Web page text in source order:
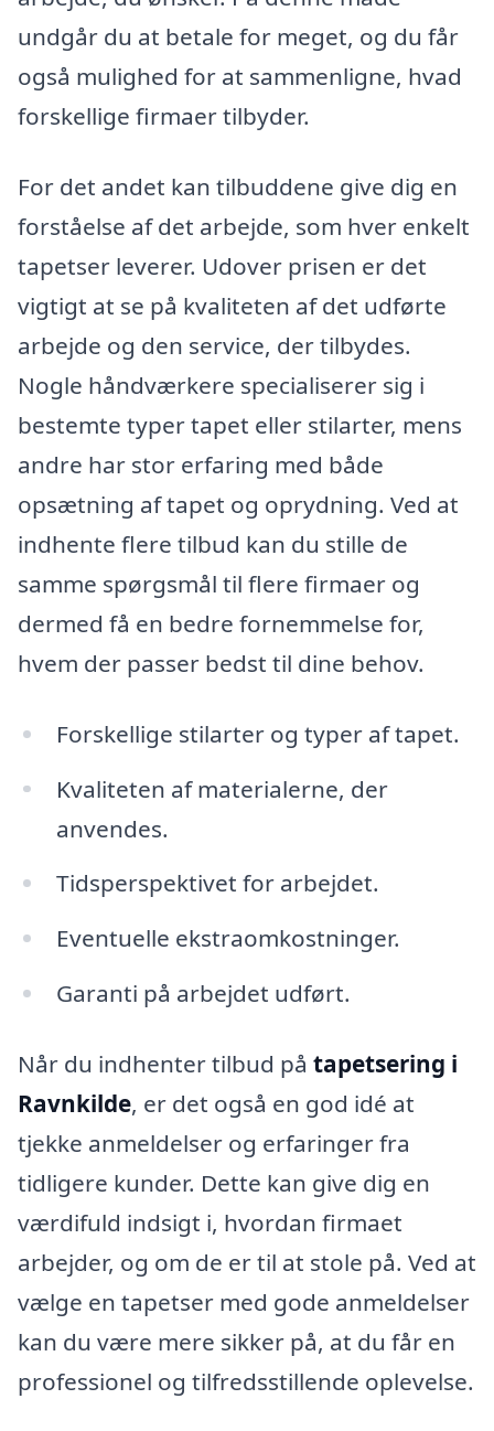
undgår du at betale for meget, og du får
også mulighed for at sammenligne, hvad
forskellige firmaer tilbyder.
For det andet kan tilbuddene give dig en
forståelse af det arbejde, som hver enkelt
tapetser leverer. Udover prisen er det
vigtigt at se på kvaliteten af det udførte
arbejde og den service, der tilbydes.
Nogle håndværkere specialiserer sig i
bestemte typer tapet eller stilarter, mens
andre har stor erfaring med både
opsætning af tapet og oprydning. Ved at
indhente flere tilbud kan du stille de
samme spørgsmål til flere firmaer og
dermed få en bedre fornemmelse for,
hvem der passer bedst til dine behov.
Forskellige stilarter og typer af tapet.
Kvaliteten af materialerne, der
anvendes.
Tidsperspektivet for arbejdet.
Eventuelle ekstraomkostninger.
Garanti på arbejdet udført.
Når du indhenter tilbud på tapetsering i
Ravnkilde, er det også en god idé at
tjekke anmeldelser og erfaringer fra
tidligere kunder. Dette kan give dig en
værdifuld indsigt i, hvordan firmaet
arbejder, og om de er til at stole på. Ved at
vælge en tapetser med gode anmeldelser
kan du være mere sikker på, at du får en
professionel og tilfredsstillende oplevelse.